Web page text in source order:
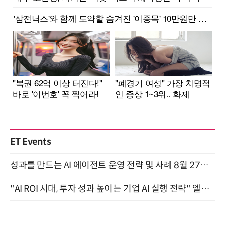
ET Events
성과를 만드는 AI 에이전트 운영 전략 및 사례 8월 27일 개최
"AI ROI 시대, 투자 성과 높이는 기업 AI 실행 전략" 엘타워 6층 (9월 18일)